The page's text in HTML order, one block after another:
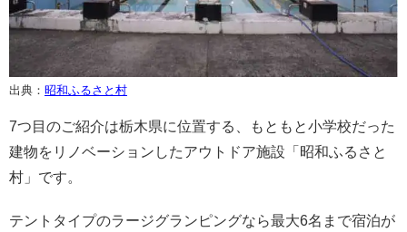
出典： 昭和ふるさと村
7つ目のご紹介は栃木県に位置する、もともと小学校だった
建物をリノベーションしたアウトドア施設「昭和ふるさと
村」です。
テントタイプのラージグランピングなら最大6名まで宿泊が